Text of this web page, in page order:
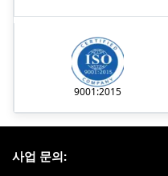
9001:2015
사업 문의: